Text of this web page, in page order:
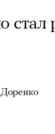
стал